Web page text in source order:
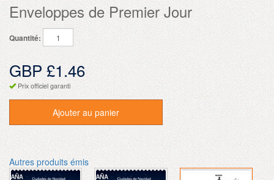
Enveloppes de Premier Jour
Quantité:
GBP £1.46
Prix officiel garanti
Ajouter au panier
Autres produits émis